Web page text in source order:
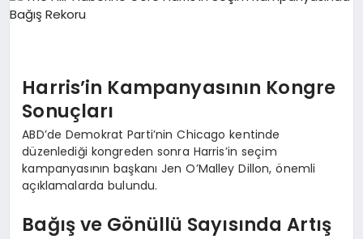
Harris’in Kampanyasının Kongre
Sonuçları
ABD’de Demokrat Parti’nin Chicago kentinde
düzenlediği kongreden sonra Harris’in seçim
kampanyasının başkanı Jen O’Malley Dillon, önemli
açıklamalarda bulundu.
Bağış ve Gönüllü Sayısında Artış